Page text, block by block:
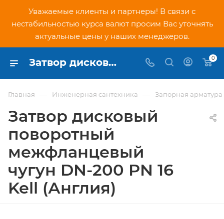
Уважаемые клиенты и партнеры! В связи с
нестабильностью курса валют просим Вас уточнять
актуальные цены у наших менеджеров.
Затвор дисковый поворотный межфланцевый чугун DN-200 PN 16 Kell (Англия) - купить по низкой цене в Москве, интернет-магазин PNDtech.ru 0
Главная — Инженерная сантехника — Запорная арматура
Затвор дисковый
поворотный
межфланцевый
чугун DN-200 PN 16
Kell (Англия)